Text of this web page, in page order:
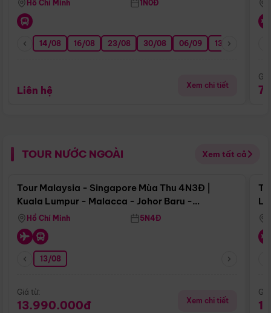
Hồ Chí Minh 1N0Đ
14/08 16/08 23/08 30/08 06/09 13/09
Liên hệ Xem chi tiết
TOUR NƯỚC NGOÀI Xem tất cả
Điểm nổi bật
Tour Malaysia - Singapore Mùa Thu 4N3Đ |
Kuala Lumpur - Malacca - Johor Baru -
Singapore
Hồ Chí Minh 5N4Đ
13/08
Giá từ:
13.990.000đ Xem chi tiết